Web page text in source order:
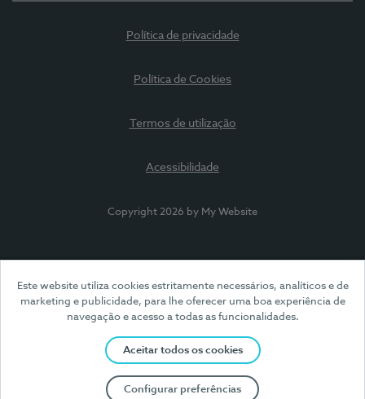
Este website utiliza cookies estritamente necessários, analíticos e de
marketing e publicidade, para lhe oferecer uma boa experiência de
navegação e acesso a todas as funcionalidades.
Aceitar todos os cookies
Configurar preferências
Política de privacidade
Política de Cookies
Termos de utilização
Acessibilidade
Copyright 2026 by My Website